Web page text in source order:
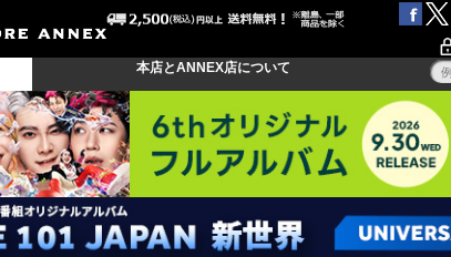
本店とANNEX店について